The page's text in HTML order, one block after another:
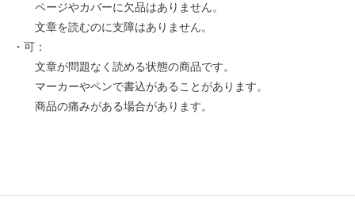
ページやカバーに欠品はありません。
文章を読むのに支障はありません。
・可：
文章が問題なく読める状態の商品です。
マーカーやペンで書込があることがあります。
商品の痛みがある場合があります。